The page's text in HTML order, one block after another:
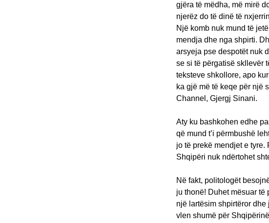
gjëra të mëdha, më mirë
njerëz do të dinë të
Një komb nuk mund të
mendja dhe nga shpirti.
arsyeja pse despotët nuk
se si të përgatisë skllevër
teksteve shkollore, apo
ka gjë më të keqe për një
Channel, Gjergj Sinani.
Aty ku bashkohen edhe
që mund t’i përmbushë
jo të prekë mendjet e
Shqipëri nuk ndërtohet
Në fakt, politologët
ju thonë! Duhet mësuar të
një lartësim shpirtëror
vlen shumë për